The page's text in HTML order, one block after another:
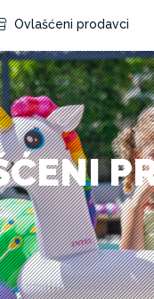
Ovlašćeni prodavci